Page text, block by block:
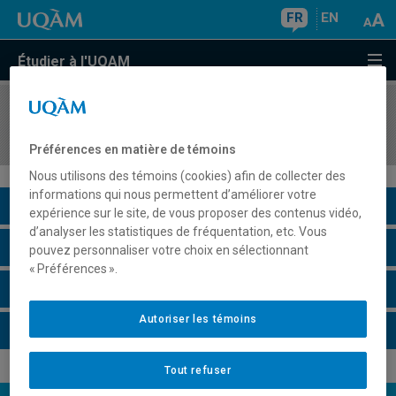
FR EN
Étudier à l'UQAM
COURS//
Description du cours
Horaire - Été 2026
Préférences en matière de témoins
Nous utilisons des témoins (cookies) afin de collecter des
informations qui nous permettent d’améliorer votre
expérience sur le site, de vous proposer des contenus vidéo,
d’analyser les statistiques de fréquentation, etc. Vous
pouvez personnaliser votre choix en sélectionnant
« Préférences ».
Tout refuser
Autoriser les témoins